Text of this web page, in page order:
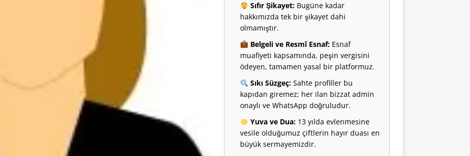
Sıfır Şikayet:Bugüne kadar
hakkımızda tek bir şikayet dahi
olmamıştır.
Belgeli ve Resmî Esnaf:Esnaf
muafiyeti kapsamında, peşin vergisini
ödeyen, tamamen yasal bir platformuz.
Sıkı Süzgeç:Sahte profiller bu
kapıdan giremez; her ilan bizzat admin
onaylı ve WhatsApp doğruludur.
Yuva ve Dua:13 yılda evlenmesine
vesile olduğumuz çiftlerin hayır duası en
büyük sermayemizdir.